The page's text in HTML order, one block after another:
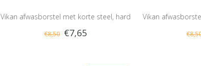
Vikan afwasborstel met korte steel, hard
€8,50 €7,65
Vikan